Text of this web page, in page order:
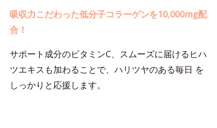
吸収力こだわった低分子コラーゲンを10,000mg配
合！
サポート成分のビタミンC、スムーズに届けるヒハ
ツエキスも加わることで、ハリツヤのある毎日 を
しっかりと応援します。